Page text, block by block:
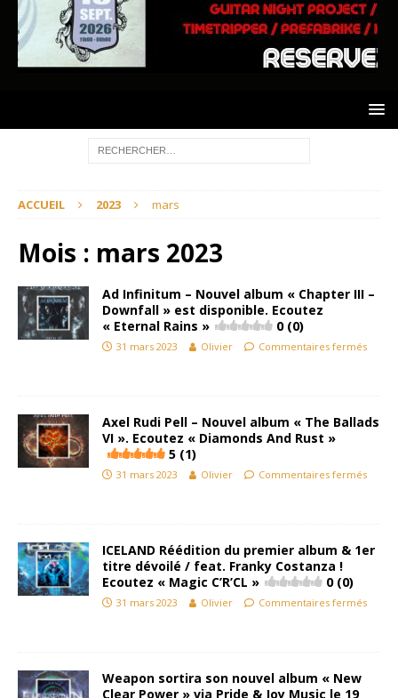
ACCUEIL 2023 mars
Mois : mars 2023
Ad Infinitum – Nouvel album « Chapter III –
Downfall » est disponible. Ecoutez
« Eternal Rains »
0 (0)
31 mars 2023 Olivier Commentaires fermés
Axel Rudi Pell – Nouvel album « The Ballads
VI ». Ecoutez « Diamonds And Rust »
5 (1)
31 mars 2023 Olivier Commentaires fermés
ICELAND Réédition du premier album & 1er
titre dévoilé / feat. Franky Costanza !
Ecoutez « Magic C’R’CL »
0 (0)
31 mars 2023 Olivier Commentaires fermés
Weapon sortira son nouvel album « New
Clear Power » via Pride & Joy Music le 19